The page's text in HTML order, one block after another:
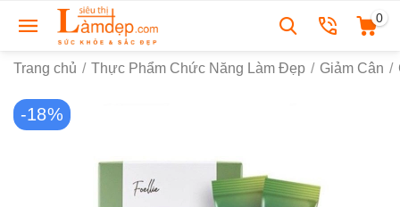
0
Trang chủ / Thực Phẩm Chức Năng Làm Đẹp / Giảm Cân /
-18%